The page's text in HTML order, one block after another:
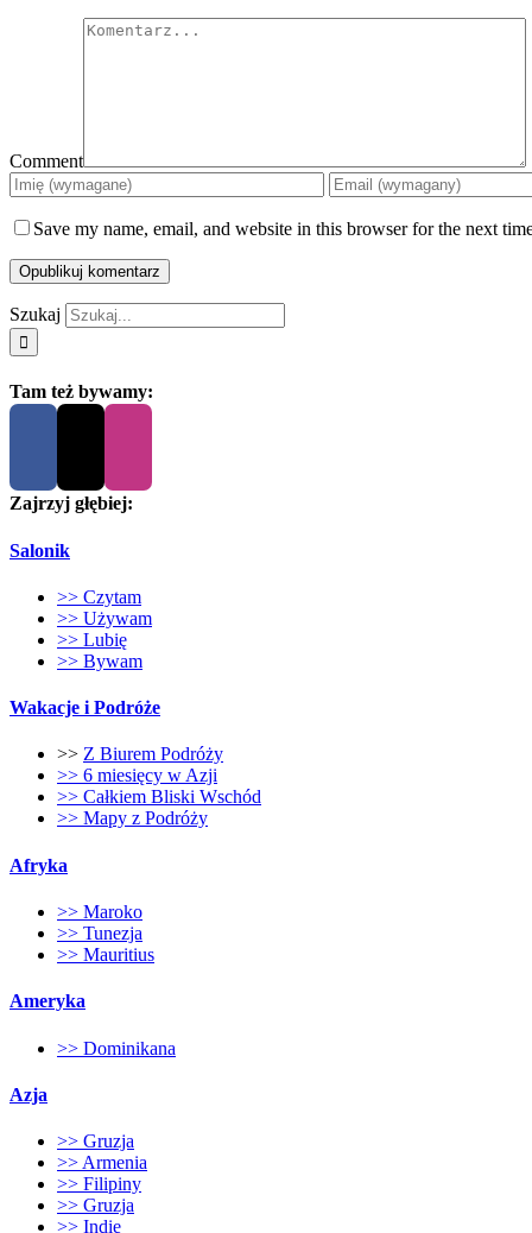
Comment
Save my name, email, and website in this browser for the next
Szukaj
Tam też bywamy:
Zajrzyj głębiej:
Salonik
>> Czytam
>> Używam
>> Lubię
>> Bywam
Wakacje i Podróże
>> Z Biurem Podróży
>> 6 miesięcy w Azji
>> Całkiem Bliski Wschód
>> Mapy z Podróży
Afryka
>> Maroko
>> Tunezja
>> Mauritius
Ameryka
>> Dominikana
Azja
>> Gruzja
>> Armenia
>> Filipiny
>> Gruzja
>> Indie